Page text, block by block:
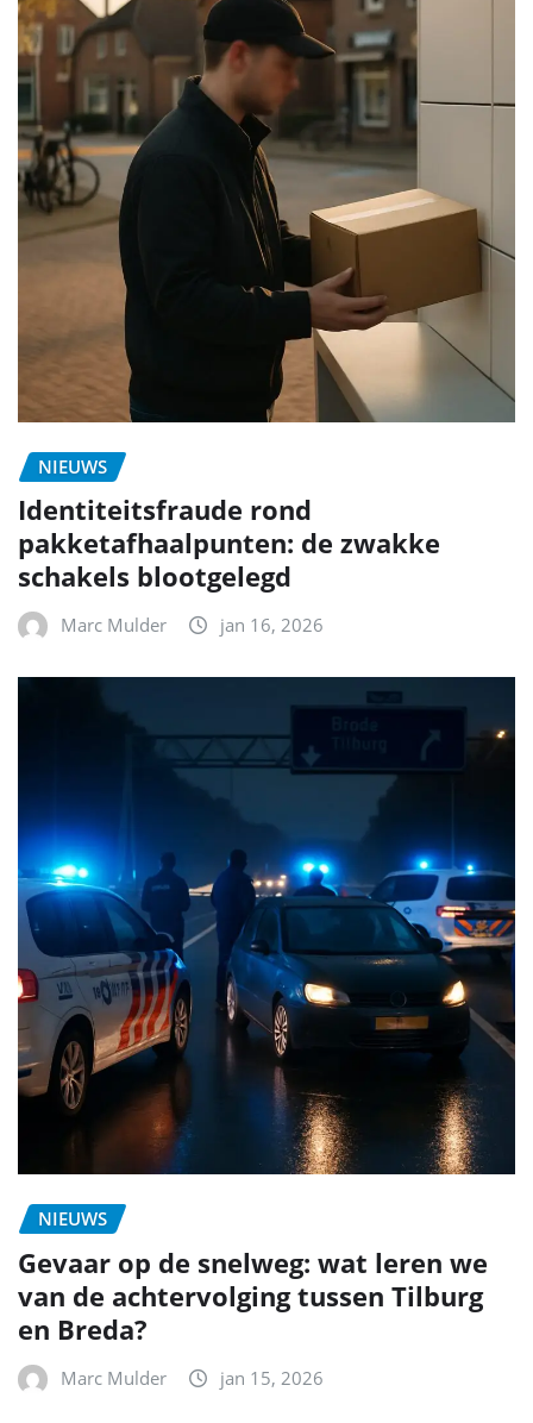
NIEUWS
Identiteitsfraude rond
pakketafhaalpunten: de zwakke
schakels blootgelegd
Marc Mulder jan 16, 2026
NIEUWS
Gevaar op de snelweg: wat leren we
van de achtervolging tussen Tilburg
en Breda?
Marc Mulder jan 15, 2026